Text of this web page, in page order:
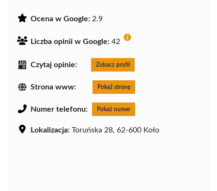
Ocena w Google: 2.9
Liczba opinii w Google: 42
Czytaj opinie: Zobacz profil
Strona www: Pokaż stronę
Numer telefonu: Pokaż numer
Lokalizacja: Toruńska 28, 62-600 Koło